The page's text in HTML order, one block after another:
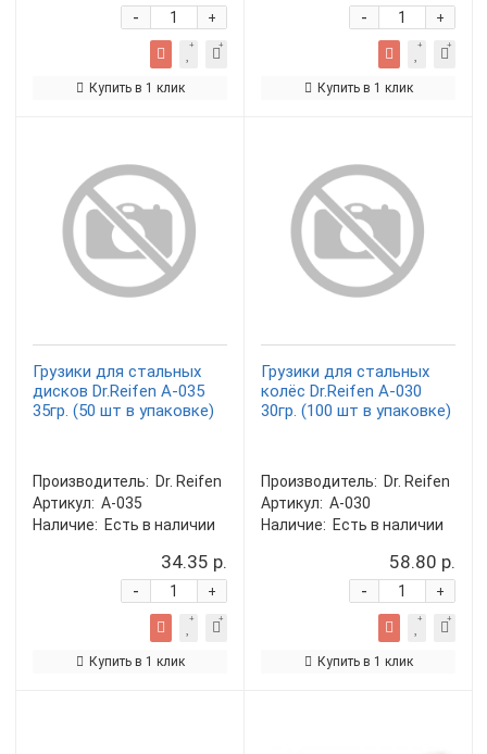
+
-
Купить в 1 клик
+
-
Купить в 1 клик
Грузики для стальных
дисков Dr.Reifen А-035
35гр. (50 шт в упаковке)
Производитель: Dr. Reifen
Артикул: А-035
Наличие: Есть в наличии
34.35 р.
+
-
Купить в 1 клик
Грузики для стальных
колёс Dr.Reifen А-030
30гр. (100 шт в упаковке)
Производитель: Dr. Reifen
Артикул: А-030
Наличие: Есть в наличии
58.80 р.
+
-
Купить в 1 клик